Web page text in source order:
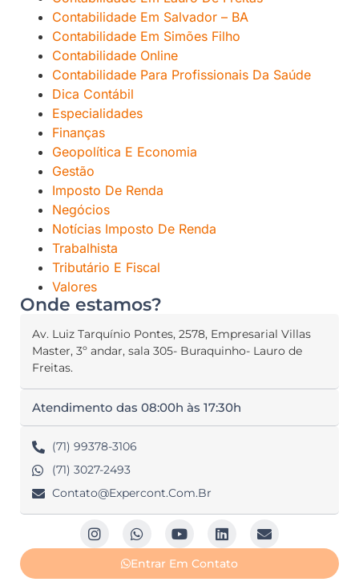
Contabilidade Em Salvador – BA
Contabilidade Em Simões Filho
Contabilidade Online
Contabilidade Para Profissionais Da Saúde
Dica Contábil
Especialidades
Finanças
Geopolítica E Economia
Gestão
Imposto De Renda
Negócios
Notícias Imposto De Renda
Trabalhista
Tributário E Fiscal
Valores
Onde estamos?
Av. Luiz Tarquínio Pontes, 2578, Empresarial Villas
Master, 3º andar, sala 305- Buraquinho- Lauro de
Freitas.
Atendimento das 08:00h às 17:30h
(71) 99378-3106
(71) 3027-2493
Contato@expercont.com.br
Entrar Em Contato